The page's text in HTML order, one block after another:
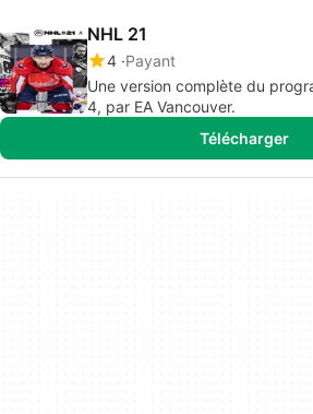
NHL 21
4 Payant
Une version complète du
4, par EA Vancouver.
Télécharger